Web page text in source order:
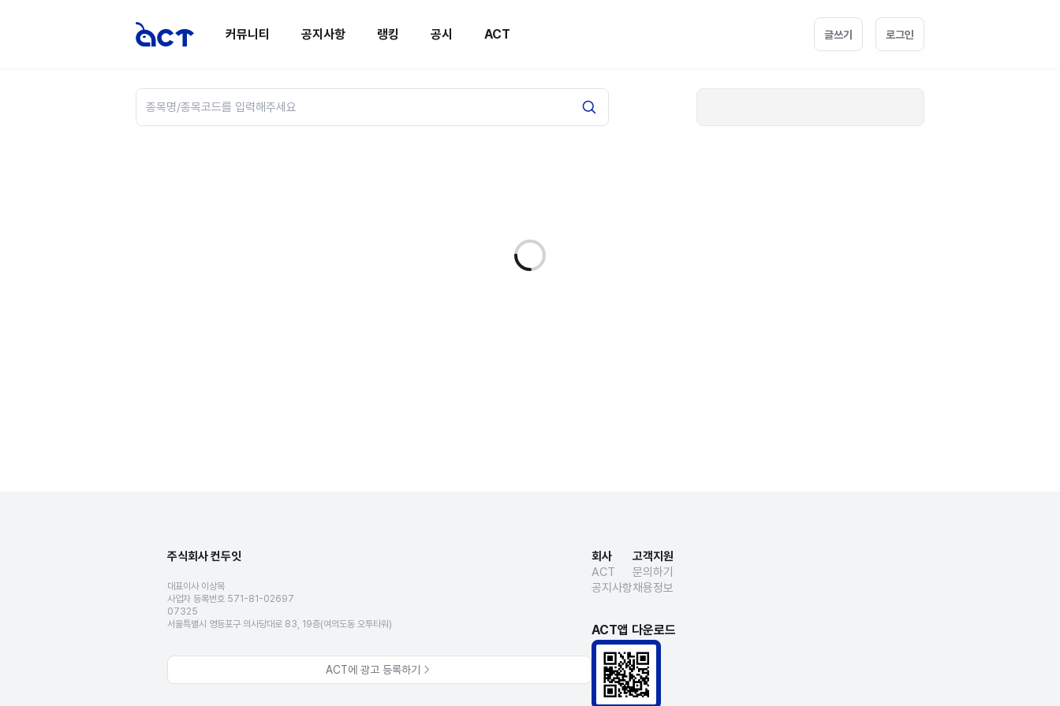
커뮤니티 공지사항 랭킹 공시 ACT 글쓰기 로그인
주식회사 컨두잇
대표이사 이상목
사업자 등록번호 571-81-02697
07325
서울특별시 영등포구 의사당대로 83, 19층(여의도동 오투타워)
ACT에 광고 등록하기
회사
ACT
공지사항
고객지원
문의하기
채용정보
ACT앱 다운로드